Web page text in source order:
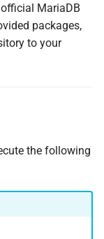
MariaDB
packages,
to your
the following